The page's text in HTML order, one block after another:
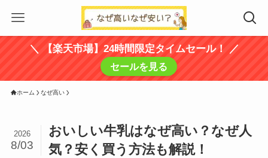
＼ 【楽天市場】24時間限定タイムセール！ ／
セールを見る
ホーム なぜ高い
おいしい牛乳はなぜ高い？なぜ人
気？安く買う方法も解説！
2026
8/03